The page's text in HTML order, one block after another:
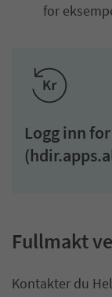
for
Logg inn
Fullmakt
Kontakter du